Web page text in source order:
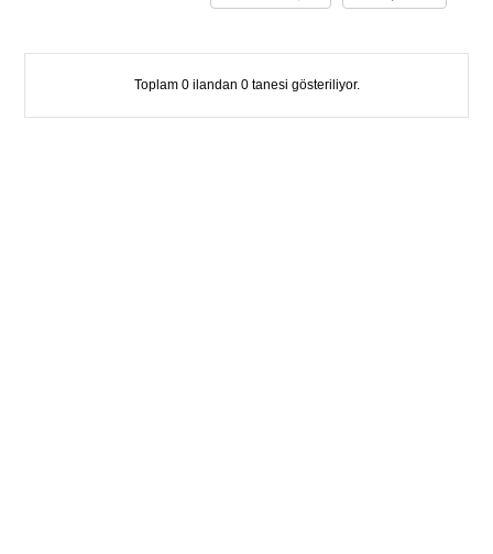
Toplam 0 ilandan 0 tanesi gösteriliyor.